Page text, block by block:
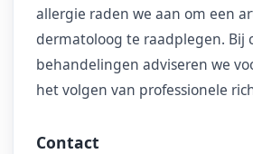
allergie raden we aan om een
dermatoloog te raadplegen. Bij
behandelingen adviseren we
het volgen van professionele
Contact